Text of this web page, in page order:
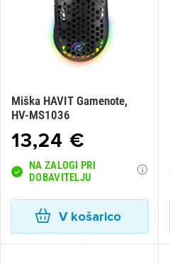
Miška HAVIT Gamenote,
HV-MS1036
13,24 €
NA ZALOGI PRI
DOBAVITELJU
V košarico